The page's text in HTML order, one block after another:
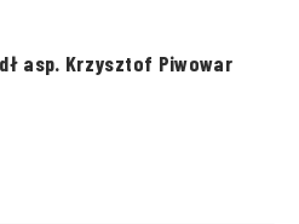
asp. Krzysztof Piwowar